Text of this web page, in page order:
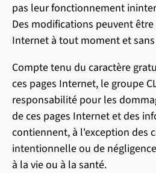
pas leur fonctionnement
Des modifications peuvent
Internet à tout moment et
Compte tenu du caractère
ces pages Internet, le groupe
responsabilité pour les
de ces pages Internet et des
contiennent, à l'exception des
intentionnelle ou de
à la vie ou à la santé.